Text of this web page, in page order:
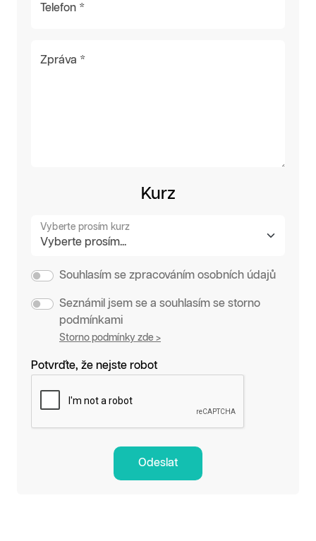
Telefon *
Zpráva *
Kurz
Vyberte prosím kurz
Souhlasím se zpracováním osobních údajů
Seznámil jsem se a souhlasím se storno
podmínkami
Storno podmínky zde >
Potvrďte, že nejste robot
Odeslat